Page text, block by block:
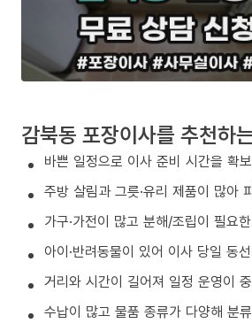
감북동 포장이사를 추천하
바쁜 일정으로 이사 준비 시간을 확
주방 살림과 그릇·유리 제품이 많아
가구·가전이 많고 분해/조립이 필요
아이·반려동물이 있어 이사 당일 동
거리와 시간이 길어져 일정 운영이
수납이 많고 물품 종류가 다양해 분